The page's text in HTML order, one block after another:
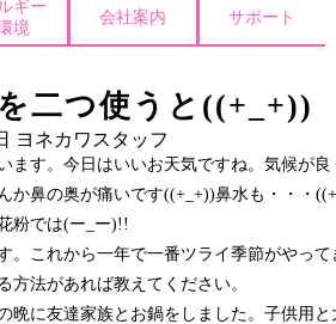
ギー
境
会社案内 サポート
二つ使うと((+_+))
ヨネカワスタッフ
ます。今日はいいお天気ですね。気候が良
か鼻の奥が痛いです((+_+))鼻水も・・・
粉では(ー_ー)!!
。これから一年で一番ツライ季節がやって
方法があれば教えてください。
晩に友達家族とお鍋をしました。子供用と